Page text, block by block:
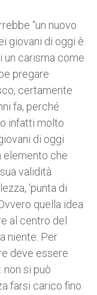
“un nuovo
giovani di oggi è
un carisma come
pregare
certamente
fa, perché
infatti molto
di oggi
elemento che
validità
‘punta di
quella idea
al centro del
niente. Per
deve essere
non si può
farsi carico fino